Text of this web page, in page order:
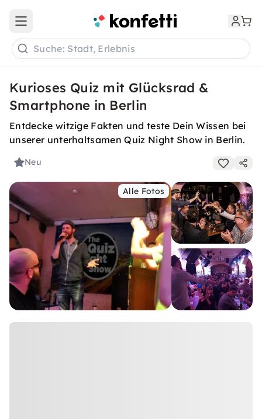
Open main menu
Suche: Stadt, Erlebnis
Kurioses Quiz mit Glücksrad &
Smartphone in Berlin
Entdecke witzige Fakten und teste Dein Wissen bei
unserer unterhaltsamen Quiz Night Show in Berlin.
Neu
Alle Fotos